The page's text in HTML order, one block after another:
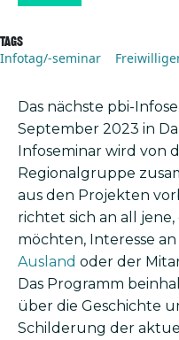
Tags
Infotag/-seminar
Das nächste pbi-
September 2023 in
Infoseminar wird von
Regionalgruppe
aus den Projekten
richtet sich an all
möchten, Interesse
Ausland oder der
Das Programm
über die Geschichte
Schilderung der